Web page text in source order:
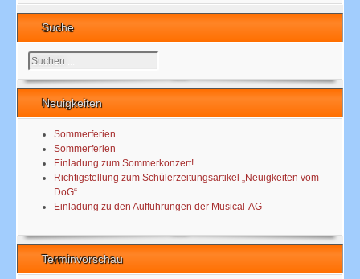
Suche
Suchen
...
Neuigkeiten
Sommerferien
Sommerferien
Einladung zum Sommerkonzert!
Richtigstellung zum Schülerzeitungsartikel „Neuigkeiten vom
DoG“
Einladung zu den Aufführungen der Musical-AG
Terminvorschau